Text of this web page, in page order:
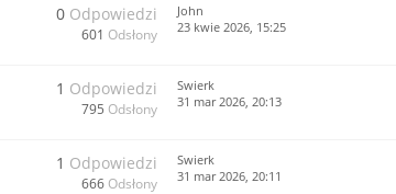
0 Odpowiedzi
601 Odsłony
John
23 kwie 2026, 15:25
1 Odpowiedzi
795 Odsłony
Swierk
31 mar 2026, 20:13
1 Odpowiedzi
666 Odsłony
Swierk
31 mar 2026, 20:11